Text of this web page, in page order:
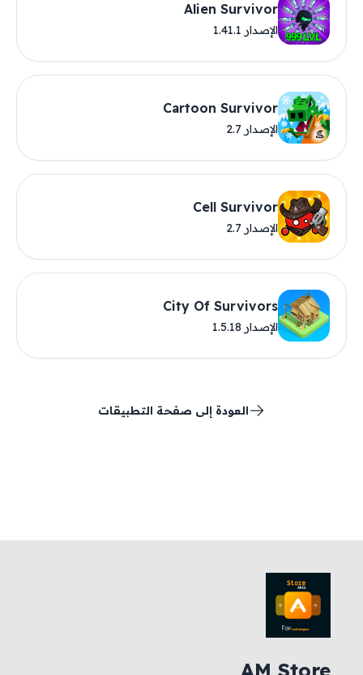
Alien Survivor
الإصدار 1.41.1
Cartoon Survivor
الإصدار 2.7
Cell Survivor
الإصدار 2.7
City Of Survivors
الإصدار 1.5.18
العودة إلى صفحة التطبيقات
AM Store